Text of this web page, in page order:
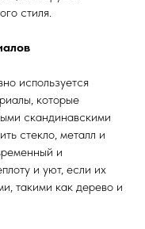
стиля.
используется
которые
скандинавскими
стекло, металл и
и
и уют, если их
такими как дерево и